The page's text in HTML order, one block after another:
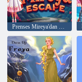
Prenses Mireya'dan Kaçış